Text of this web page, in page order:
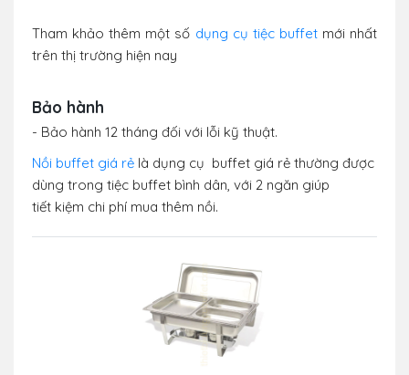
Tham khảo thêm một số dụng cụ tiệc buffetmới nhất
trên thị trường hiện nay
Bảo hành
- Bảo hành 12 tháng đối với lỗi kỹ thuật.
Nồi buffet giá rẻ là dụng cụ buffet giá rẻ thường được
dùng trong tiệc buffet bình dân, với 2 ngăn giúp
tiết kiệm chi phí mua thêm nồi.